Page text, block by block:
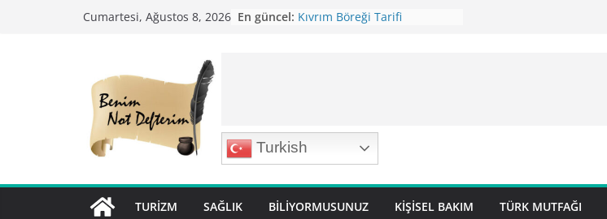
Cumartesi, Ağustos 8, 2026 En güncel: Kıvrım Böreği Tarifi
Turkish
TURIZM SAĞLIK BILIYORMUSUNUZ KIŞISEL BAKIM TÜRK MUTFAĞI